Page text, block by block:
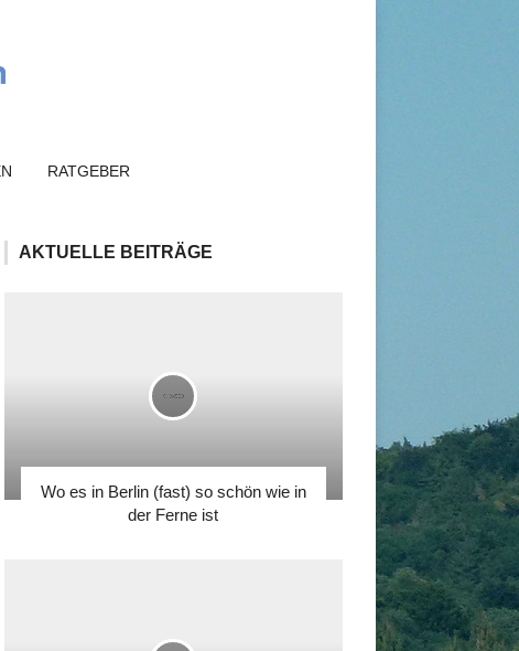
RATGEBER
AKTUELLE BEITRÄGE
Wo es in Berlin (fast) so schön wie in
der Ferne ist